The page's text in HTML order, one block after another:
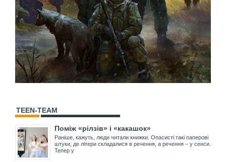
TEEN-TEAM
Поміж «рілзів» і «какашок»
Раніше, кажуть, люди читали книжки. Опасисті такі паперові
штуки, де літери складалися в речення, а речення – у сенси.
Тепер у